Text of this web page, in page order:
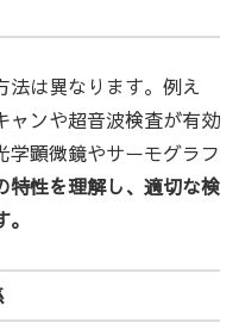
法は異なります。例え
ャンや超音波検査が有効
学顕微鏡やサーモグラフ
特性を理解し、適切な検